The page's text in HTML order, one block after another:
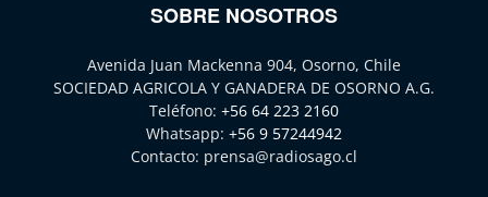
SOBRE NOSOTROS
Avenida Juan Mackenna 904, Osorno, Chile
SOCIEDAD AGRICOLA Y GANADERA DE OSORNO A.G.
Teléfono: +56 64 223 2160
Whatsapp: +56 9 57244942
Contacto: prensa@radiosago.cl